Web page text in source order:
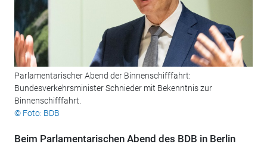
Parlamentarischer Abend der Binnenschifffahrt:
Bundesverkehrsminister Schnieder mit Bekenntnis zur
Binnenschifffahrt.
© Foto: BDB
Beim Parlamentarischen Abend des BDB in Berlin